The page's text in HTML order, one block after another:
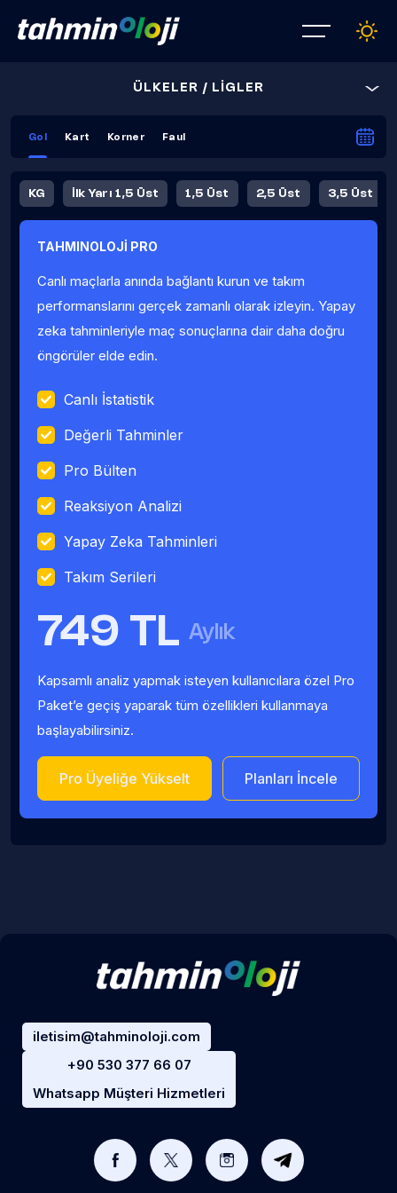
ÜLKELER / LİGLER
Gol Kart Korner Faul
KG İlk Yarı 1,5 Üst 1,5 Üst 2,5 Üst 3,5 Üst
Fauller Ortalama
TAHMINOLOJİ PRO
Canlı maçlarla anında bağlantı kurun ve takım
performanslarını gerçek zamanlı olarak izleyin. Yapay
zeka tahminleriyle maç sonuçlarına dair daha doğru
öngörüler elde edin.
Canlı İstatistik
Değerli Tahminler
Pro Bülten
Reaksiyon Analizi
Yapay Zeka Tahminleri
Takım Serileri
749 TL Aylık
Kapsamlı analiz yapmak isteyen kullanıcılara özel Pro
Paket’e geçiş yaparak tüm özellikleri kullanmaya
başlayabilirsiniz.
Pro Üyeliğe Yükselt Planları İncele
iletisim@tahminoloji.com
+90 530 377 66 07
Whatsapp Müşteri Hizmetleri